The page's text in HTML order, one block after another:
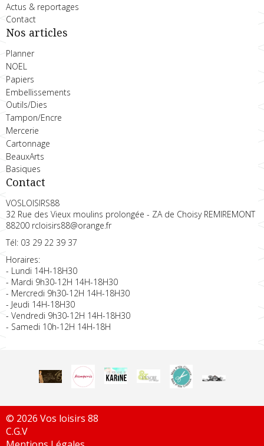
Actus & reportages
Contact
Nos articles
Planner
NOEL
Papiers
Embellissements
Outils/Dies
Tampon/Encre
Mercerie
Cartonnage
BeauxArts
Basiques
Contact
VOSLOISIRS88
32 Rue des Vieux moulins prolongée - ZA de Choisy REMIREMONT
88200 rcloisirs88@orange.fr
Tél: 03 29 22 39 37
Horaires:
- Lundi 14H-18H30
- Mardi 9h30-12H 14H-18H30
- Mercredi 9h30-12H 14H-18H30
- Jeudi 14H-18H30
- Vendredi 9h30-12H 14H-18H30
- Samedi 10h-12H 14H-18H
© 2026 Vos loisirs 88
C.G.V